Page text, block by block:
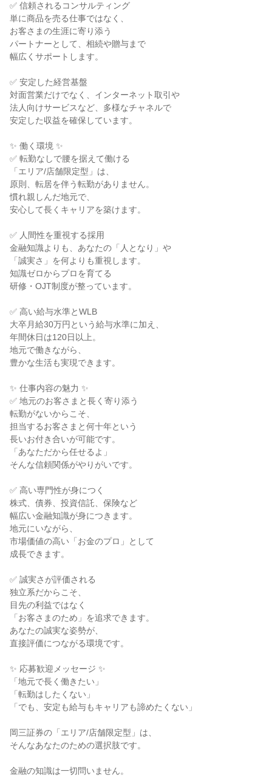
✅ 信頼されるコンサルティング
単に商品を売る仕事ではなく、
お客さまの生涯に寄り添う
パートナーとして、相続や贈与まで
幅広くサポートします。
✅ 安定した経営基盤
対面営業だけでなく、インターネット取引や
法人向けサービスなど、多様なチャネルで
安定した収益を確保しています。
✨ 働く環境 ✨
✅ 転勤なしで腰を据えて働ける
「エリア/店舗限定型」は、
原則、転居を伴う転勤がありません。
慣れ親しんだ地元で、
安心して長くキャリアを築けます。
✅ 人間性を重視する採用
金融知識よりも、あなたの「人となり」や
「誠実さ」を何よりも重視します。
知識ゼロからプロを育てる
研修・OJT制度が整っています。
✅ 高い給与水準とWLB
大卒月給30万円という給与水準に加え、
年間休日は120日以上。
地元で働きながら、
豊かな生活も実現できます。
✨ 仕事内容の魅力 ✨
✅ 地元のお客さまと長く寄り添う
転勤がないからこそ、
担当するお客さまと何十年という
長いお付き合いが可能です。
「あなただから任せるよ」
そんな信頼関係がやりがいです。
✅ 高い専門性が身につく
株式、債券、投資信託、保険など
幅広い金融知識が身につきます。
地元にいながら、
市場価値の高い「お金のプロ」として
成長できます。
✅ 誠実さが評価される
独立系だからこそ、
目先の利益ではなく
「お客さまのため」を追求できます。
あなたの誠実な姿勢が、
直接評価につながる環境です。
✨ 応募歓迎メッセージ ✨
「地元で長く働きたい」
「転勤はしたくない」
「でも、安定も給与もキャリアも諦めたくない」
岡三証券の「エリア/店舗限定型」は、
そんなあなたのための選択肢です。
金融の知識は一切問いません。